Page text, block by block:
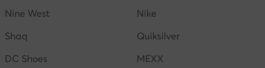
Nine West Nike
Shaq Quiksilver
DC Shoes MEXX